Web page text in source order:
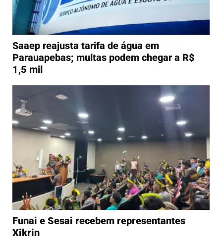
Saaep reajusta tarifa de água em
Parauapebas; multas podem chegar a R$
1,5 mil
Funai e Sesai recebem representantes
Xikrin